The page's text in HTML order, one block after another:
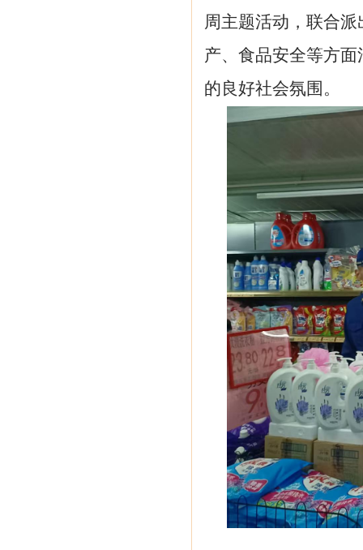
周主题活动，联合
产、食品安全等方
的良好社会氛围 。